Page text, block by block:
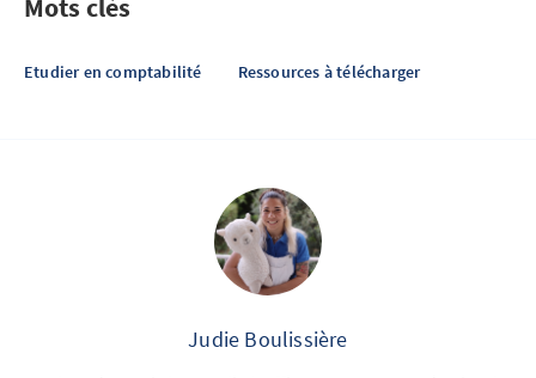
Mots clés
Etudier en comptabilité Ressources à télécharger
Judie Boulissière